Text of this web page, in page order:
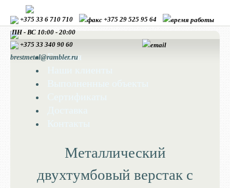
+375 33 6 710 710
+375 29 525 95 64
ПН - ВС 10:00 - 20:00
+375 33 340 90 60
brestmetal@rambler.ru
Главная
Металлический
двухтумбовый верстак с